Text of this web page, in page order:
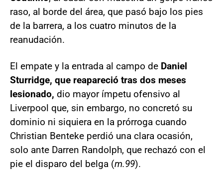
raso, al borde del área, que pasó bajo los pies
de la barrera, a los cuatro minutos de la
reanudación.
El empate y la entrada al campo de Daniel
Sturridge, que reapareció tras dos meses
lesionado, dio mayor ímpetu ofensivo al
Liverpool que, sin embargo, no concretó su
dominio ni siquiera en la prórroga cuando
Christian Benteke perdió una clara ocasión,
solo ante Darren Randolph, que rechazó con el
pie el disparo del belga (m.99).